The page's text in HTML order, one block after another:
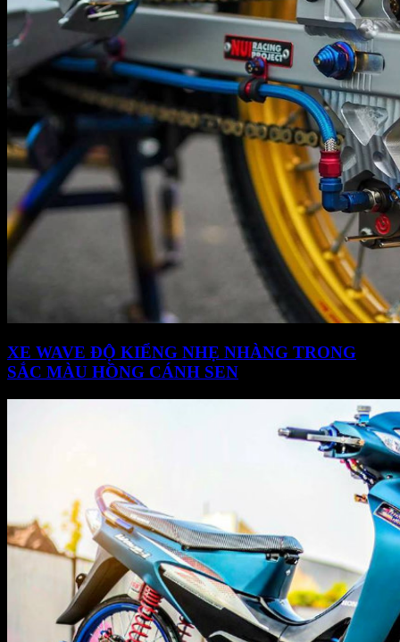
XE WAVE ĐỘ KIỂNG NHẸ NHÀNG TRONG
SẮC MÀU HỒNG CÁNH SEN